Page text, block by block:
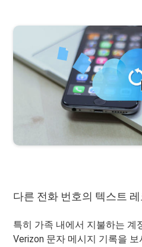
다른 전화 번호의 텍스트
특히 가족 내에서 지불하는 계
Verizon 문자 메시지 기록을 보